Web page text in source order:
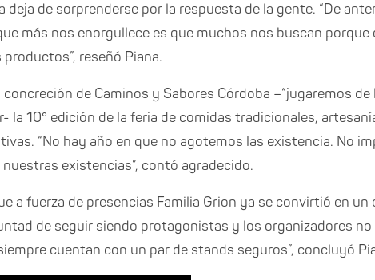
deja de sorprenderse por la respuesta de la gente. “De
más nos enorgullece es que muchos nos buscan porque
reseñó Piana.
de Caminos y Sabores Córdoba –“jugaremos de
la 10° edición de la feria de comidas tradicionales,
“No hay año en que no agotemos las existencia. No
existencias”, contó agradecido.
a fuerza de presencias Familia Grion ya se convirtió en un
de seguir siendo protagonistas y los organizadores
cuentan con un par de stands seguros”, concluyó